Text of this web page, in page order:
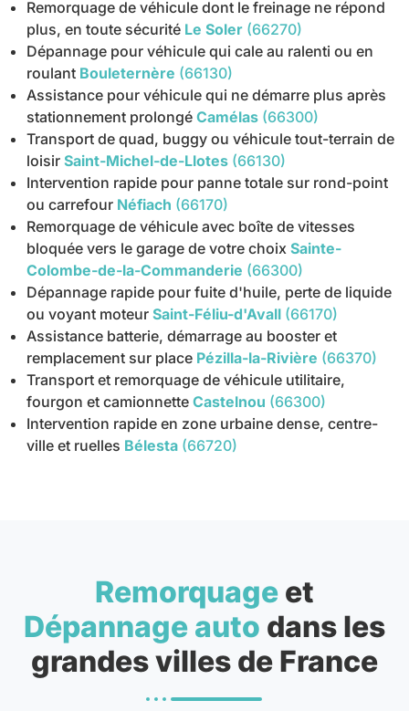
Remorquage de véhicule dont le freinage ne répond
plus, en toute sécurité Le Soler (66270)
Dépannage pour véhicule qui cale au ralenti ou en
roulant Bouleternère (66130)
Assistance pour véhicule qui ne démarre plus après
stationnement prolongé Camélas (66300)
Transport de quad, buggy ou véhicule tout-terrain de
loisir Saint-Michel-de-Llotes (66130)
Intervention rapide pour panne totale sur rond-point
ou carrefour Néfiach (66170)
Remorquage de véhicule avec boîte de vitesses
bloquée vers le garage de votre choix Sainte-
Colombe-de-la-Commanderie (66300)
Dépannage rapide pour fuite d'huile, perte de liquide
ou voyant moteur Saint-Féliu-d'Avall (66170)
Assistance batterie, démarrage au booster et
remplacement sur place Pézilla-la-Rivière (66370)
Transport et remorquage de véhicule utilitaire,
fourgon et camionnette Castelnou (66300)
Intervention rapide en zone urbaine dense, centre-
ville et ruelles Bélesta (66720)
Remorquage et
Dépannage auto dans les
grandes villes de France